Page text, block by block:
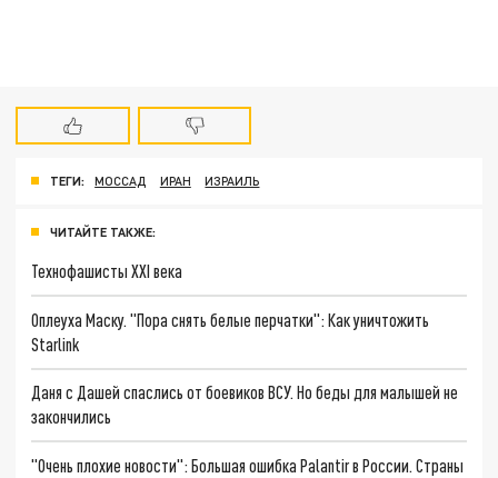
ТЕГИ: МОССАД ИРАН ИЗРАИЛЬ
ЧИТАЙТЕ ТАКЖЕ:
Технофашисты XXI века
Оплеуха Маску. "Пора снять белые перчатки": Как уничтожить
Starlink
Даня с Дашей спаслись от боевиков ВСУ. Но беды для малышей не
закончились
"Очень плохие новости": Большая ошибка Palantir в России. Страны